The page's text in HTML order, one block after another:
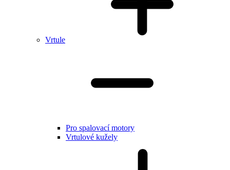
Vrtule
Pro spalovací motory
Vrtulové kužely